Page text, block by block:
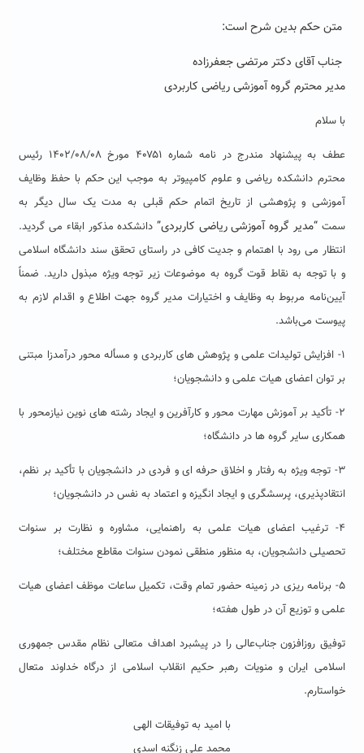
متن حکم بدین شرح است:
جناب آقای دکتر مرتضی جعفرزاده
مدیر محترم گروه آموزشی ریاضی کاربردی
با سلام
عطف به پیشنهاد مندرج در نامه شماره ۴۰۷۵۱ مورخ ۱۴۰۲/۰۸/۰۸ رئیس
محترم دانشکده ریاضی و علوم کامپیوتر به موجب این حکم با حفظ وظایف
آموزشی و پژوهشی از تاریخ اتمام حکم قبلی به مدت یک سال دیگر به
سمت“مدیر گروه آموزشی ریاضی کاربردی” دانشکده مذکور ابقاء می گردید.
انتظار می رود با اهتمام و جدیت کافی در راستای تحقق سند دانشگاه اسلامی
و با توجه به نقاط قوت گروه به موضوعات زیر توجه ویژه مبذول دارید. ضمناً
آیین‌نامه مربوط به وظایف و اختیارات مدیر گروه جهت اطلاع و اقدام لازم به
پیوست می‌باشد.
۱- افزایش تولیدات علمی و پژوهش های کاربردی و مسأله محور درآمدزا مبتنی
بر توان اعضای هیات علمی و دانشجویان؛
۲- تأکید بر آموزش مهارت محور و کارآفرین و ایجاد رشته های نوین نیازمحور با
همکاری سایر گروه ها در دانشگاه؛
۳- توجه ویژه به رفتار و اخلاق حرفه ای و فردی در دانشجویان با تأکید بر نظم،
انتقادپذیری، پرسشگری و ایجاد انگیزه و اعتماد به نفس در دانشجویان؛
۴- ترغیب اعضای هیات علمی به راهنمایی، مشاوره و نظارت بر سنوات
تحصیلی دانشجویان، به منظور منطقی نمودن سنوات مقاطع مختلف؛
۵- برنامه ریزی در زمینه حضور تمام وقت، تکمیل ساعات موظف اعضای هیات
علمی و توزیع آن در طول هفته؛
توفیق روزافزون جناب‌عالی را در پیشبرد اهداف متعالی نظام مقدس جمهوری
اسلامی ایران و منویات رهبر حکیم انقلاب اسلامی از درگاه خداوند متعال
خواستارم.
با امید به توفیقات الهی
محمد علی زنگنه اسدی